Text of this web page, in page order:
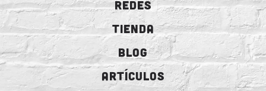
REDES
TIENDA
BLOG
ARTÍCULOS